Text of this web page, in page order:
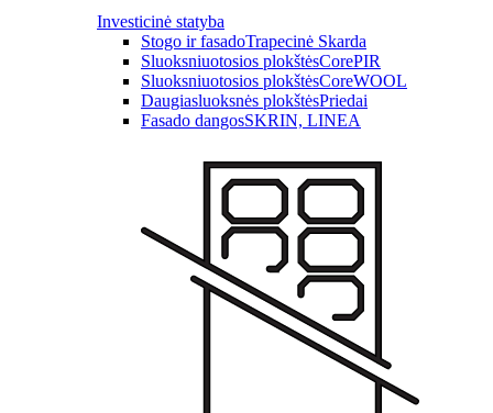
Investicinė statyba
Stogo ir fasadoTrapecinė Skarda
Sluoksniuotosios plokštėsCorePIR
Sluoksniuotosios plokštėsCoreWOOL
Daugiasluoksnės plokštėsPriedai
Fasado dangosSKRIN, LINEA